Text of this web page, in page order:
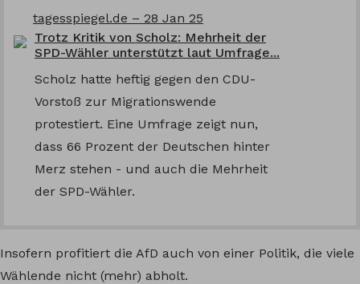
tagesspiegel.de – 28 Jan 25
Trotz Kritik von Scholz: Mehrheit der
SPD-Wähler unterstützt laut Umfrage...
Scholz hatte heftig gegen den CDU-
Vorstoß zur Migrationswende
protestiert. Eine Umfrage zeigt nun,
dass 66 Prozent der Deutschen hinter
Merz stehen - und auch die Mehrheit
der SPD-Wähler.
Insofern profitiert die AfD auch von einer Politik, die viele
Wählende nicht (mehr) abholt.